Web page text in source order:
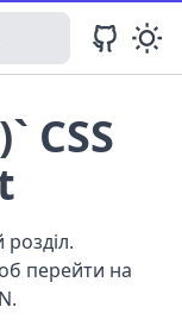
CSS
перейти на